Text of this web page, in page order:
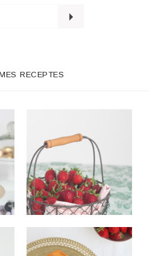
RECEPTES